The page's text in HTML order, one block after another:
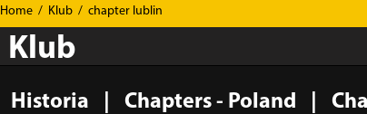
Home / Klub / chapter lublin
Klub
Historia Chapters - Poland